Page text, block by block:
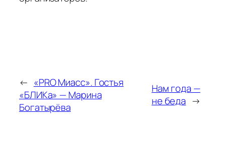
← «PRO Миасс». Гостья
«БЛИКа» — Марина
Богатырёва
Нам года —
не беда →